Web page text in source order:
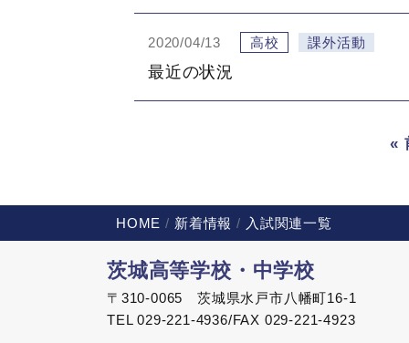
2020/04/13 高校 課外活動
最近の状況
«
HOME 新着情報 入試関連一覧
茨城高等学校・中学校
〒310-0065 茨城県水戸市八幡町16-1
TEL 029-221-4936/FAX 029-221-4923